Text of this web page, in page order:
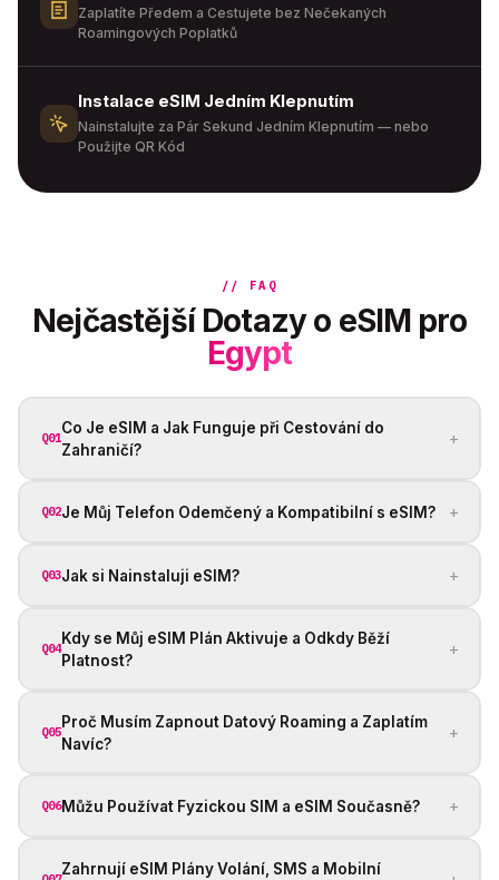
Zaplatíte Předem a Cestujete bez Nečekaných
Roamingových Poplatků
Instalace eSIM Jedním Klepnutím
Nainstalujte za Pár Sekund Jedním Klepnutím — nebo
Použijte QR Kód
// FAQ
Nejčastější Dotazy o eSIM pro
Egypt
Q01
Co Je eSIM a Jak Funguje při Cestování do
Zahraničí?
+
Q02Je Můj Telefon Odemčený a Kompatibilní s eSIM? +
Q03Jak si Nainstaluji eSIM? +
Q04
Kdy se Můj eSIM Plán Aktivuje a Odkdy Běží
Platnost?
+
Q05
Proč Musím Zapnout Datový Roaming a Zaplatím
Navíc?
+
Q06Můžu Používat Fyzickou SIM a eSIM Současně? +
Zahrnují eSIM Plány Volání, SMS a Mobilní